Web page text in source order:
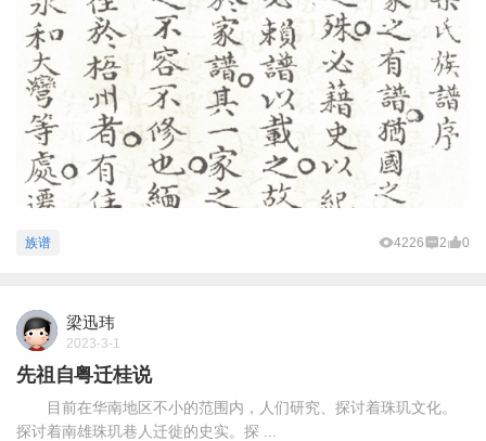
族谱 4226 2 0
梁迅玮
2023-3-1
先祖自粤迁桂说
目前在华南地区不小的范围内，人们研究、探讨着珠玑文化。
探讨着南雄珠玑巷人迁徙的史实。探 ...